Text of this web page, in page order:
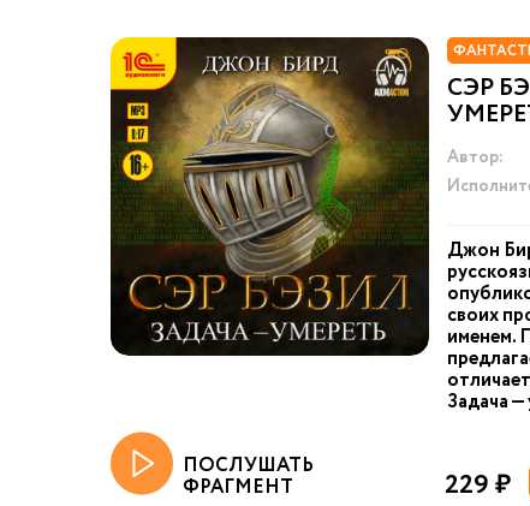
СЭР
Автор:
Джон
своих
именем.
Задача
ПОСЛУШАТЬ
ФРАГМЕНТ 229 ₽